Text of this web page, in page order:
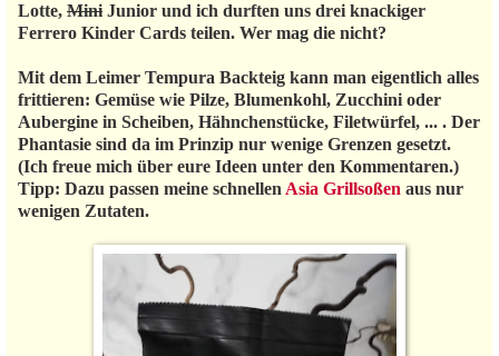
Lotte, Mini Junior und ich durften uns drei knackiger
Ferrero Kinder Cards teilen. Wer mag die nicht?
Mit dem Leimer Tempura Backteig kann man eigentlich alles
frittieren: Gemüse wie Pilze, Blumenkohl, Zucchini oder
Aubergine in Scheiben, Hähnchenstücke, Filetwürfel, ... . Der
Phantasie sind da im Prinzip nur wenige Grenzen gesetzt.
(Ich freue mich über eure Ideen unter den Kommentaren.)
Tipp: Dazu passen meine schnellen Asia Grillsoßen aus nur
wenigen Zutaten.